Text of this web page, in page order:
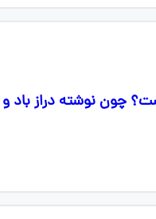
چون نوشته دراز باد و